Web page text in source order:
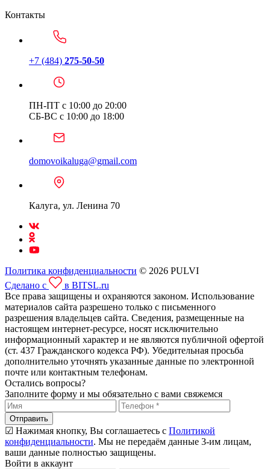
Контакты
+7 (484) 275-50-50
ПН-ПТ с 10:00 до 20:00
СБ-ВС с 10:00 до 18:00
domovoikaluga@gmail.com
Калуга, ул. Ленина 70
Политика конфиденциальности © 2026 PULVI
Сделано с
в BITSL.ru
Все права защищены и охраняются законом. Использование
материалов сайта разрешено только с письменного
разрешения владельцев сайта. Сведения, размещенные на
настоящем интернет-ресурсе, носят исключительно
информационный характер и не являются публичной офертой
(ст. 437 Гражданского кодекса РФ). Убедительная просьба
дополнительно уточнять указанные данные по электронной
почте или контактным телефонам.
Остались вопросы?
Заполните форму и мы обязательно с вами свяжемся
Отправить
☑ Нажимая кнопку, Вы соглашаетесь с Политикой
конфиденциальности. Мы не передаём данные 3-им лицам,
ваши данные полностью защищены.
Войти в аккаунт